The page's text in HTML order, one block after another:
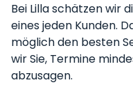
Bei Lilla schätzen wir
eines jeden Kunden.
möglich den besten
wir Sie, Termine
abzusagen.